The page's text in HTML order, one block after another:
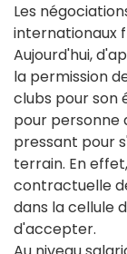
Les
internationaux
Aujourd'hui,
la permission
clubs pour son
pour personne
pressant pour
terrain. En
contractuelle
dans la cellule
d'accepter.